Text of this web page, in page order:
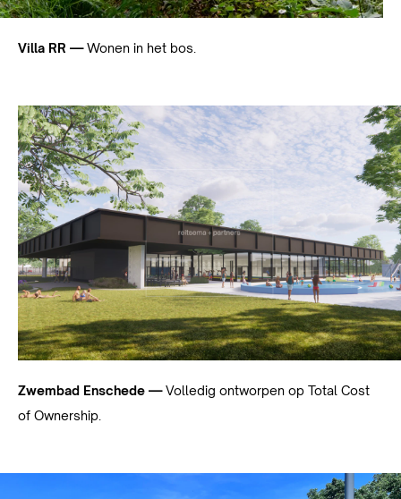
Villa RR —Wonen in het bos.
Zwembad Enschede —Volledig ontworpen op Total Cost
of Ownership.